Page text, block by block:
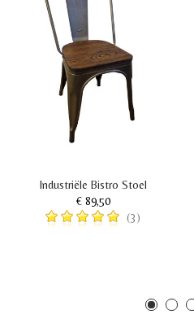
Industriële Bistro Stoel
€ 89,50
(3)